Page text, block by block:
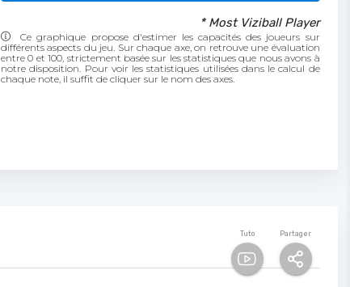
* Most Viziball Player
Ce graphique propose d'estimer les capacités des joueurs sur
différents aspects du jeu. Sur chaque axe, on retrouve une évaluation
entre 0 et 100, strictement basée sur les statistiques que nous avons à
notre disposition. Pour voir les statistiques utilisées dans le calcul de
chaque note, il suffit de cliquer sur le nom des axes.
Partager
Tuto